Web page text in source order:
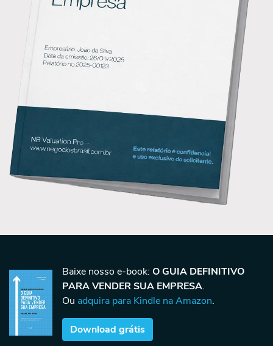
Baixe nosso e-book: O GUIA DEFINITIVO
PARA VENDER SUA EMPRESA.
Ou adquira para Kindle na Amazon.
Download grátis